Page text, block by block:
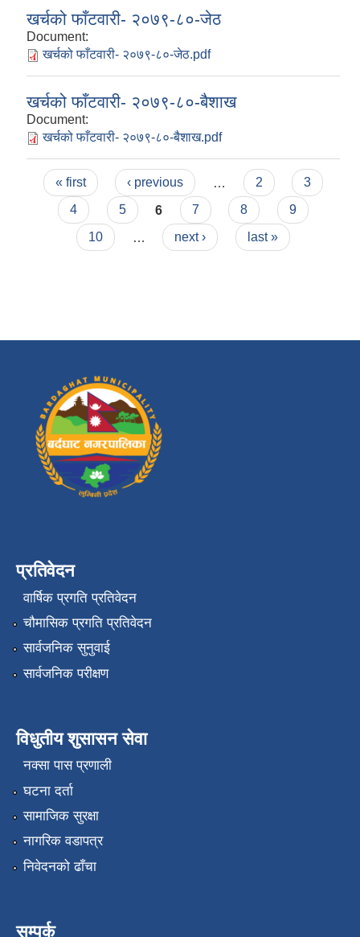
खर्चको फाँटवारी- २०७९-८०-जेठ
Document:
खर्चको फाँटवारी- २०७९-८०-जेठ.pdf
खर्चको फाँटवारी- २०७९-८०-बैशाख
Document:
खर्चको फाँटवारी- २०७९-८०-बैशाख.pdf
Pages
« first ‹ previous 2
3
4
5 6 7 8
9
10
next › last »
प्रतिवेदन
वार्षिक प्रगति प्रतिवेदन
चौमासिक प्रगति प्रतिवेदन
सार्वजनिक सुनुवाई
सार्वजनिक परीक्षण
विधुतीय शुसासन सेवा
नक्सा पास प्रणाली
घटना दर्ता
सामाजिक सुरक्षा
नागरिक वडापत्र
निवेदनको ढाँचा
सम्पर्क